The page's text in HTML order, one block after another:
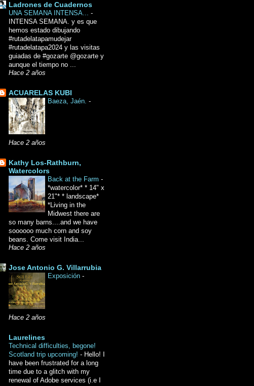
Ladrones de Cuadernos
UNA SEMANA INTENSA... -
INTENSA SEMANA. y es que
hemos estado dibujando
#rutadelatapamudejar
#rutadelatapa2024 y las visitas
guiadas de #gozarte @gozarte y
aunque el tiempo no ...
Hace 2 años
ACUARELAS KUBI
Baeza, Jaén. -
Hace 2 años
Kathy Los-Rathburn,
Watercolors
Back at the Farm -
*watercolor* * 14" x
21"* * landscape*
*Living in the
Midwest there are
so many barns....and we have
soooooo much corn and soy
beans. Come visit India...
Hace 2 años
Jose Antonio G. Villarrubia
Exposición -
Hace 2 años
Laurelines
Technical difficulties, begone!
Scotland trip upcoming! - Hello! I
have been frustrated for a long
time due to a glitch with my
renewal of Adobe services (i.e I